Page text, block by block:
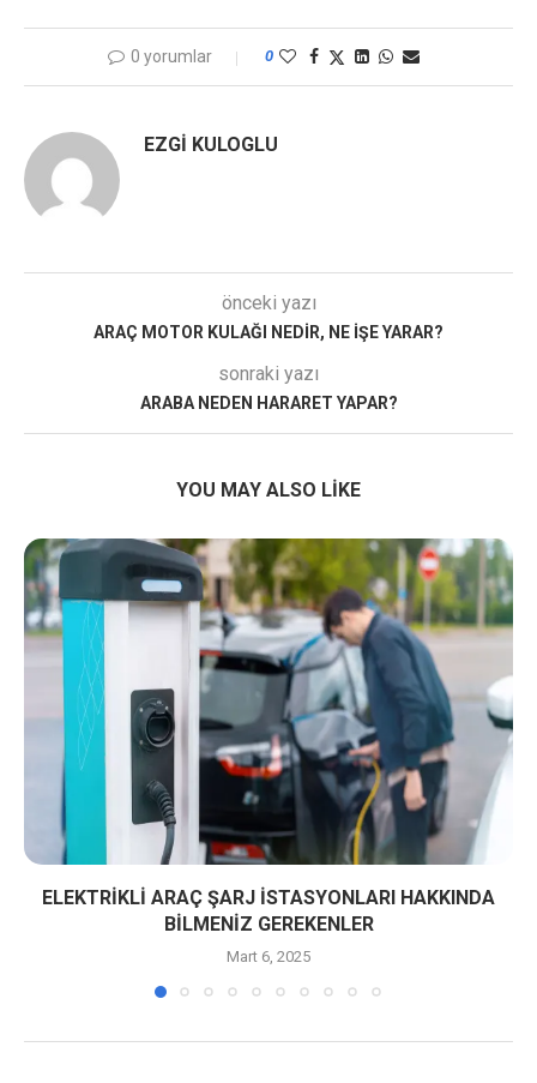
0 yorumlar 0
EZGI KULOGLU
önceki yazı
ARAÇ MOTOR KULAĞI NEDIR, NE İŞE YARAR?
sonraki yazı
ARABA NEDEN HARARET YAPAR?
YOU MAY ALSO LIKE
ELEKTRIKLI ARAÇ ŞARJ İSTASYONLARI HAKKINDA
BILMENIZ GEREKENLER
Mart 6, 2025